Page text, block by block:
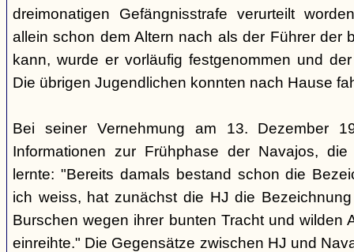
dreimonatigen Gefängnisstrafe verurteilt
allein schon dem Altern nach als der Führer der
kann, wurde er vorläufig festgenommen und
Die übrigen Jugendlichen konnten nach Hause
Bei seiner Vernehmung am 13. Dezember
Informationen zur Frühphase der Navajos,
lernte: "Bereits damals bestand schon die
ich weiss, hat zunächst die HJ die
Burschen wegen ihrer bunten Tracht und wilden
einreihte." Die Gegensätze zwischen HJ und